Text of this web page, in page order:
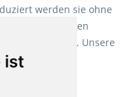
ist
werden sie ohne
allen verfügbaren
attraktiv. Unsere
.